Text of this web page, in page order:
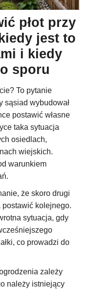
płot przy
jest to
i kiedy
sporu
To pytanie
sąsiad wybudował
postawić własne
taka sytuacja
osiedlach,
wiejskich.
warunkiem
że skoro drugi
postawić kolejnego.
sytuacja, gdy
co prowadzi do
zależy
należy istniejący